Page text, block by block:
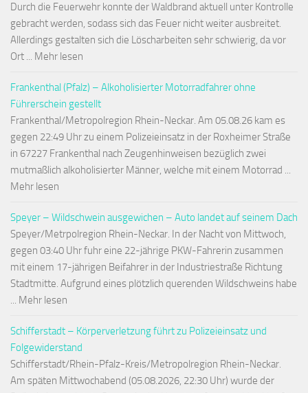
Durch die Feuerwehr konnte der Waldbrand aktuell unter Kontrolle
gebracht werden, sodass sich das Feuer nicht weiter ausbreitet.
Allerdings gestalten sich die Löscharbeiten sehr schwierig, da vor
Ort ... Mehr lesen
Frankenthal (Pfalz) – Alkoholisierter Motorradfahrer ohne
Führerschein gestellt
Frankenthal/Metropolregion Rhein-Neckar. Am 05.08.26 kam es
gegen 22:49 Uhr zu einem Polizeieinsatz in der Roxheimer Straße
in 67227 Frankenthal nach Zeugenhinweisen bezüglich zwei
mutmaßlich alkoholisierter Männer, welche mit einem Motorrad ...
Mehr lesen
Speyer – Wildschwein ausgewichen – Auto landet auf seinem Dach
Speyer/Metrpolregion Rhein-Neckar. In der Nacht von Mittwoch,
gegen 03:40 Uhr fuhr eine 22-jährige PKW-Fahrerin zusammen
mit einem 17-jährigen Beifahrer in der Industriestraße Richtung
Stadtmitte. Aufgrund eines plötzlich querenden Wildschweins habe
... Mehr lesen
Schifferstadt – Körperverletzung führt zu Polizeieinsatz und
Folgewiderstand
Schifferstadt/Rhein-Pfalz-Kreis/Metropolregion Rhein-Neckar.
Am späten Mittwochabend (05.08.2026, 22:30 Uhr) wurde der